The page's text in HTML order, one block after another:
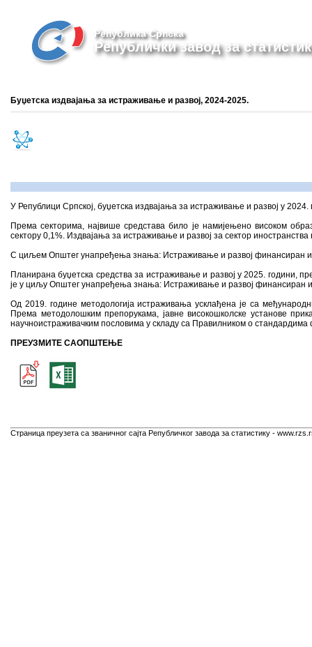
Република Српска
Републички завод за
Буџетска издвајања за истраживање и развој, 2024-2025.
У Републици Српској, буџетска издвајања за истраживање и развој у
Према секторима, највише средстава било је намијењено високом
сектору 0,1%. Издвајања за истраживање и развој за сектор иностранства
С циљем Општег унапређења знања: Истраживање и развој финансиран
Планирана буџетска средства за истраживање и развој у 2025. години,
је у циљу Општег унапређења знања: Истраживање и развој финансиран
Од 2019. године методологија истраживања усклађена је са
Према методолошким препорукама, јавне високошколске установе
научноистраживачким пословима у складу са Правилником о
ПРЕУЗМИТЕ САОПШТЕЊЕ
Страница преузета са званичног сајта Републичког завода за статистику -